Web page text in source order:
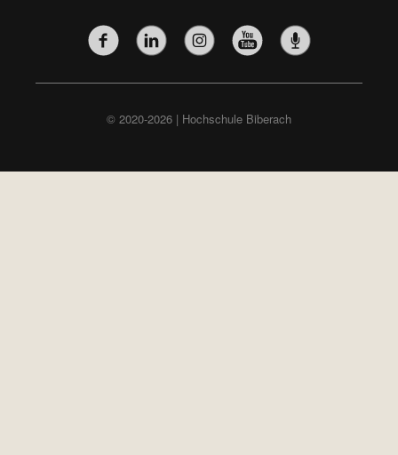
SOZIALE-
NETZWERKE-
MENÜ
(HAUPTSEITE)
© 2020-2026 | Hochschule Biberach